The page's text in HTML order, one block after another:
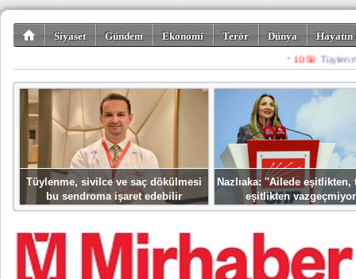
Siyaset Gündem Ekonomi Terör Dünya
Spor Misafir
Tüylenme, sivilce ve saç dökülmesi
bu sendroma işaret edebilir
Nazlıaka: ''Ailede eşitlikten,
eşitlikten